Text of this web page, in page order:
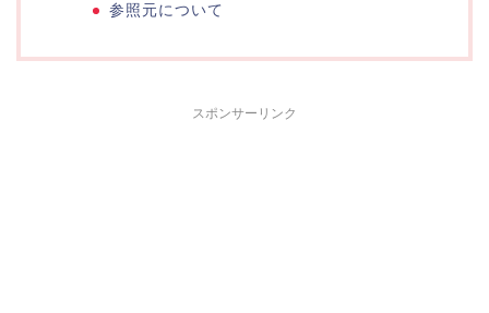
参照元について
スポンサーリンク